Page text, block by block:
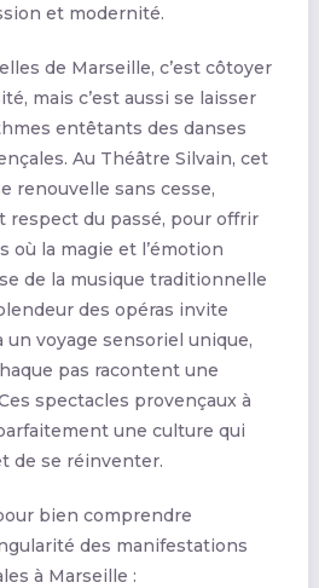
et modernité.
de Marseille, c’est côtoyer
mais c’est aussi se laisser
entêtants des danses
Au Théâtre Silvain, cet
renouvelle sans cesse,
respect du passé, pour offrir
où la magie et l’émotion
de la musique traditionnelle
des opéras invite
voyage sensoriel unique,
pas racontent une
spectacles provençaux à
une culture qui
de se réinventer.
bien comprendre
des manifestations
à Marseille :